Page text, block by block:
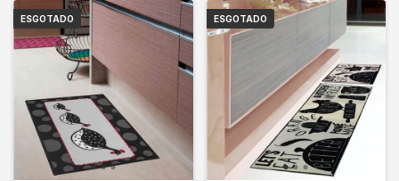
ESGOTADO ESGOTADO